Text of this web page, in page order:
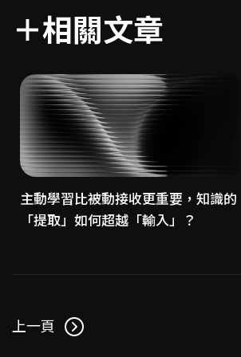
主動學習比被動接收更重要，知識的
「提取」如何超越「輸入」？
上一頁